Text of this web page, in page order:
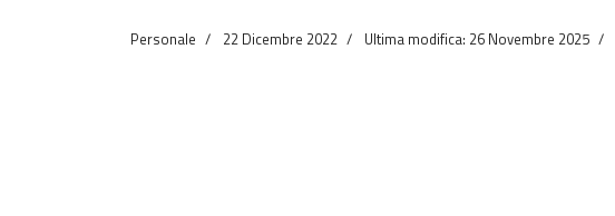
Personale 22 Dicembre 2022 Ultima modifica: 26 Novembre 2025